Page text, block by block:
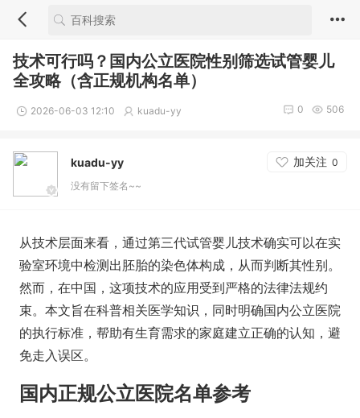
技术可行吗？国内公立医院性别筛选试管婴儿
全攻略（含正规机构名单）
2026-06-03 12:10 kuadu-yy 506
0
kuadu-yy 加关注 0
没有留下签名~~
从技术层面来看，通过第三代试管婴儿技术确实可以在实
验室环境中检测出胚胎的染色体构成，从而判断其性别。
然而，在中国，这项技术的应用受到严格的法律法规约
束。本文旨在科普相关医学知识，同时明确国内公立医院
的执行标准，帮助有生育需求的家庭建立正确的认知，避
免走入误区。
国内正规公立医院名单参考